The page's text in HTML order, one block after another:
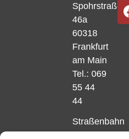
Spohrstraße
46a
60318
Frankfurt
am Main
Tel.: 069
55 44
44
Straßenbahn